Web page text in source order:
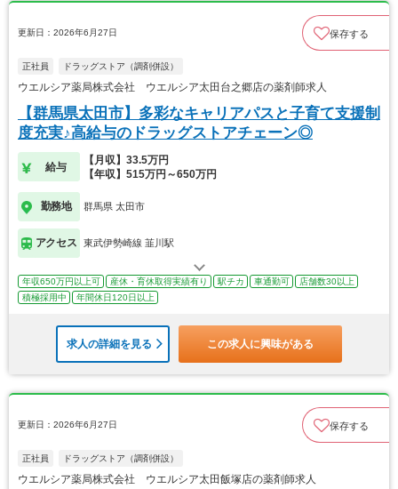
更新日：2026年6月27日 保存する
正社員 ドラッグストア（調剤併設）
ウエルシア薬局株式会社 ウエルシア太田台之郷店の薬剤師求人
【群馬県太田市】多彩なキャリアパスと子育て支援制
度充実♪高給与のドラッグストアチェーン◎
給与
【月収】33.5万円
【年収】515万円～650万円
勤務地 群馬県 太田市
アクセス 東武伊勢崎線 韮川駅
年収650万円以上可 産休・育休取得実績有り 駅チカ 車通勤可
店舗数30以上
積極採用中
年間休日120日以上
求人の詳細を見る この求人に興味がある
更新日：2026年6月27日 保存する
正社員 ドラッグストア（調剤併設）
ウエルシア薬局株式会社 ウエルシア太田飯塚店の薬剤師求人